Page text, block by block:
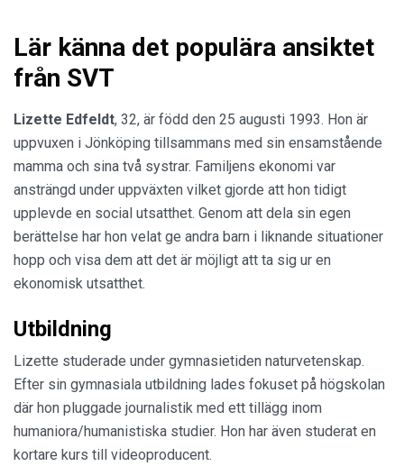
Lär känna det populära ansiktet
från SVT
Lizette Edfeldt, 32, är född den 25 augusti 1993. Hon är
uppvuxen i Jönköping tillsammans med sin ensamstående
mamma och sina två systrar. Familjens ekonomi var
ansträngd under uppväxten vilket gjorde att hon tidigt
upplevde en social utsatthet. Genom att dela sin egen
berättelse har hon velat ge andra barn i liknande situationer
hopp och visa dem att det är möjligt att ta sig ur en
ekonomisk utsatthet.
Utbildning
Lizette studerade under gymnasietiden naturvetenskap.
Efter sin gymnasiala utbildning lades fokuset på högskolan
där hon pluggade journalistik med ett tillägg inom
humaniora/humanistiska studier. Hon har även studerat en
kortare kurs till videoproducent.